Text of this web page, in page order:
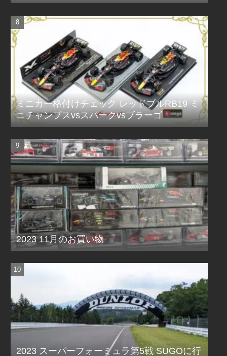
ミニカー格付けチェック レッドブルRB19 ミ
ニチャンプスvsスパークvsブラーゴ
2023 11月のお買い物
2023 スーパーフォーミュラ第5戦 SUGOに行